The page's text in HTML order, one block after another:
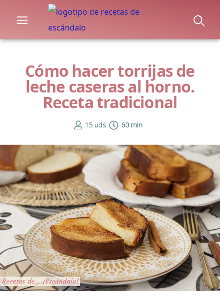
Cómo hacer torrijas de
leche caseras al horno.
Receta tradicional
15 uds 60 min